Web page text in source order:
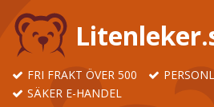
FRI FRAKT ÖVER 500
SÄKER E-HANDEL